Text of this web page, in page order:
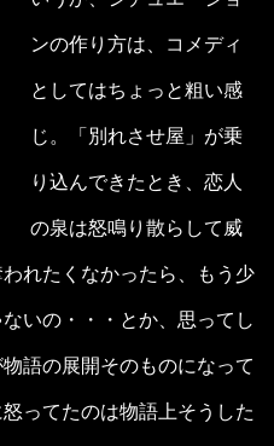
ンの作り方は、コメディ
としてはちょっと粗い感
じ。「別れさせ屋」が乗
り込んできたとき、恋人
の泉は怒鳴り散らして威
れたくなかったら、もう少
いの・・・とか、思ってし
語の展開そのものになって
ってたのは物語上そうした